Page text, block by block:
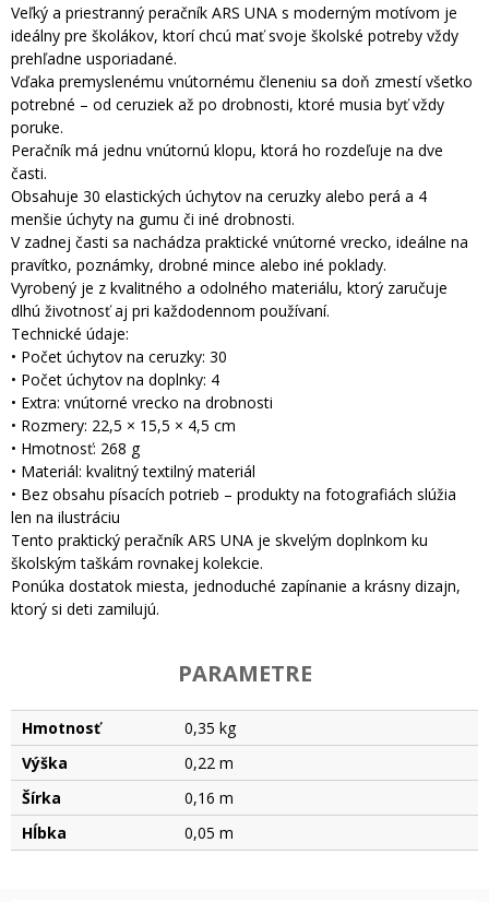
Veľký a priestranný peračník ARS UNA s moderným motívom je
ideálny pre školákov, ktorí chcú mať svoje školské potreby vždy
prehľadne usporiadané.
Vďaka premyslenému vnútornému členeniu sa doň zmestí všetko
potrebné – od ceruziek až po drobnosti, ktoré musia byť vždy
poruke.
Peračník má jednu vnútornú klopu, ktorá ho rozdeľuje na dve
časti.
Obsahuje 30 elastických úchytov na ceruzky alebo perá a 4
menšie úchyty na gumu či iné drobnosti.
V zadnej časti sa nachádza praktické vnútorné vrecko, ideálne na
pravítko, poznámky, drobné mince alebo iné poklady.
Vyrobený je z kvalitného a odolného materiálu, ktorý zaručuje
dlhú životnosť aj pri každodennom používaní.
Technické údaje:
• Počet úchytov na ceruzky: 30
• Počet úchytov na doplnky: 4
• Extra: vnútorné vrecko na drobnosti
• Rozmery: 22,5 × 15,5 × 4,5 cm
• Hmotnosť: 268 g
• Materiál: kvalitný textilný materiál
• Bez obsahu písacích potrieb – produkty na fotografiách slúžia
len na ilustráciu
Tento praktický peračník ARS UNA je skvelým doplnkom ku
školským taškám rovnakej kolekcie.
Ponúka dostatok miesta, jednoduché zapínanie a krásny dizajn,
ktorý si deti zamilujú.
PARAMETRE
Hmotnosť
0,35 kg
Výška
0,22 m
Šírka
0,16 m
Hĺbka
0,05 m